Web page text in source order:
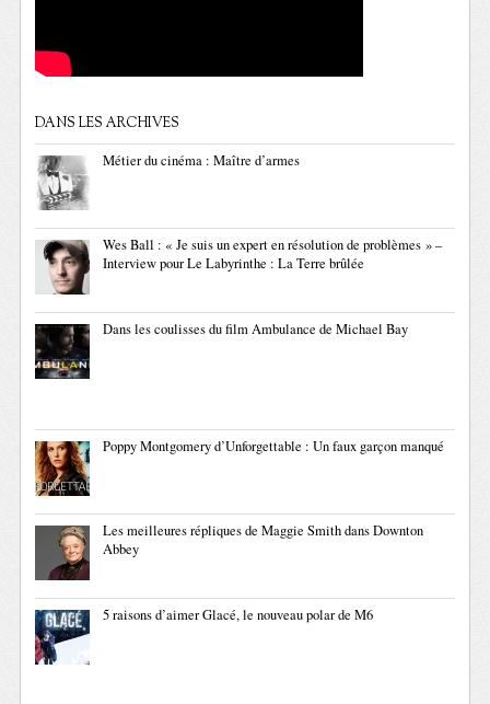
DANS LES ARCHIVES
Métier du cinéma : Maître d’armes
Wes Ball : « Je suis un expert en résolution de problèmes » –
Interview pour Le Labyrinthe : La Terre brûlée
Dans les coulisses du film Ambulance de Michael Bay
Poppy Montgomery d’Unforgettable : Un faux garçon manqué
Les meilleures répliques de Maggie Smith dans Downton
Abbey
5 raisons d’aimer Glacé, le nouveau polar de M6